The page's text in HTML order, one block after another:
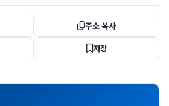
주소 복사
저장